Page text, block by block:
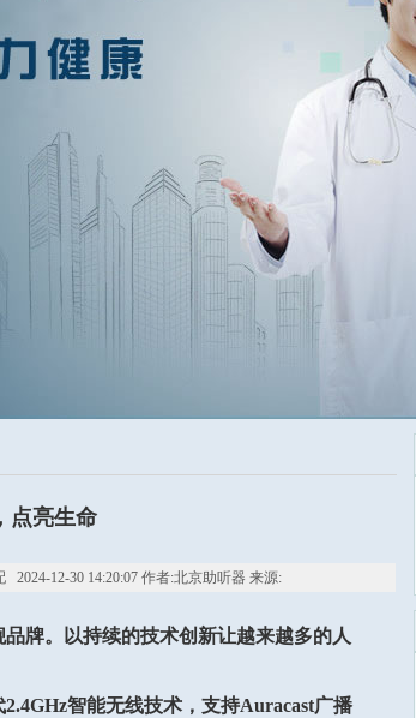
点亮生命
12-30 14:20:07 作者:北京助听器 来源:
牌。以持续的技术创新让越来越多的人
智能无线技术，支持Auracast广播